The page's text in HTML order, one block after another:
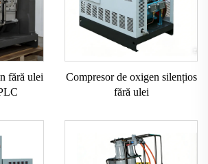
fără ulei
Compresor de oxigen silențios
fără ulei